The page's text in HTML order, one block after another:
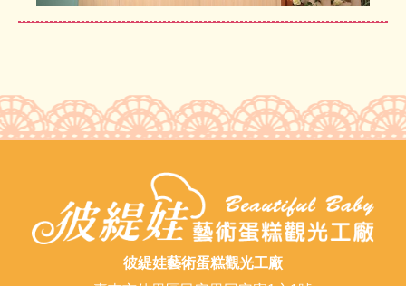
彼緹娃藝術蛋糕觀光工廠